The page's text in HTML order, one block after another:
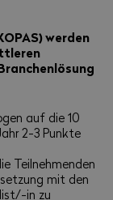
werden
auf die 10
2-3 Punkte
Teilnehmenden
mit den
in zu